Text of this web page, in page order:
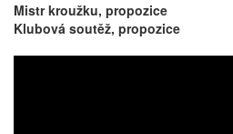
Mistr kroužku, propozice
Klubová soutěž, propozice